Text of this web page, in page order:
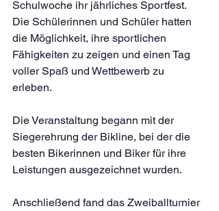
Schulwoche ihr jährliches Sportfest.
Die Schülerinnen und Schüler hatten
die Möglichkeit, ihre sportlichen
Fähigkeiten zu zeigen und einen Tag
voller Spaß und Wettbewerb zu
erleben.
Die Veranstaltung begann mit der
Siegerehrung der Bikline, bei der die
besten Bikerinnen und Biker für ihre
Leistungen ausgezeichnet wurden.
Anschließend fand das Zweiballturnier